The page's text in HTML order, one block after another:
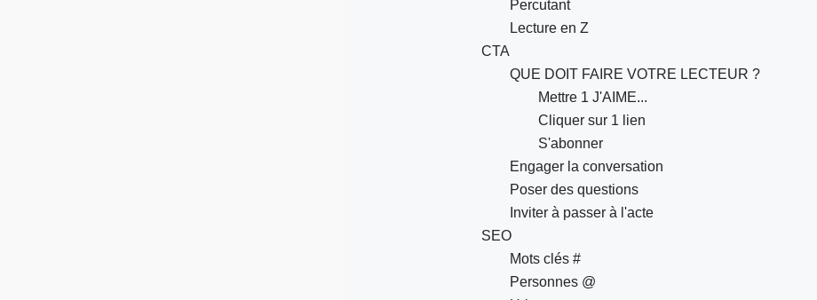
Percutant
Lecture en Z
CTA
QUE DOIT FAIRE VOTRE LECTEUR ?
Mettre 1 J'AIME...
Cliquer sur 1 lien
S'abonner
Engager la conversation
Poser des questions
Inviter à passer à l'acte
SEO
Mots clés #
Personnes @